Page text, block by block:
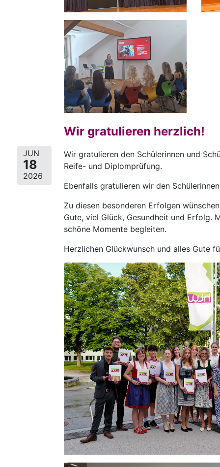
JUN
18
2026
Wir gratulieren herzlich!
Wir gratulieren den Schülerinnen und
Reife- und Diplomprüfung.
Ebenfalls gratulieren wir den
Zu diesen besonderen Erfolgen
Gute, viel Glück, Gesundheit und Erfolg.
schöne Momente begleiten.
Herzlichen Glückwunsch und alles Gute